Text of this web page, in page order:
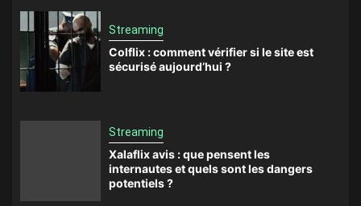
Streaming
Colflix : comment vérifier si le site est
sécurisé aujourd’hui ?
Streaming
Xalaflix avis : que pensent les
internautes et quels sont les dangers
potentiels ?